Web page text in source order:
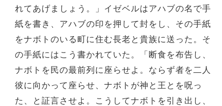
れてあげましょう。」イゼベルはアハブの名で手
紙を書き、アハブの印を押して封をし、その手紙
をナボトのいる町に住む長老と貴族に送った。そ
の手紙にはこう書かれていた。「断食を布告し、
ナボトを民の最前列に座らせよ。ならず者を二人
彼に向かって座らせ、ナボトが神と王とを呪っ
た、と証言させよ。こうしてナボトを引き出し、